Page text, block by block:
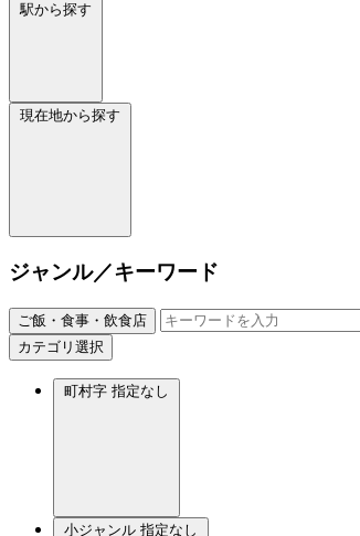
駅から探す
現在地から探す
ジャンル／キーワード
ご飯・食事・飲食店
カテゴリ選択
町村字 指定なし
小ジャンル 指定なし